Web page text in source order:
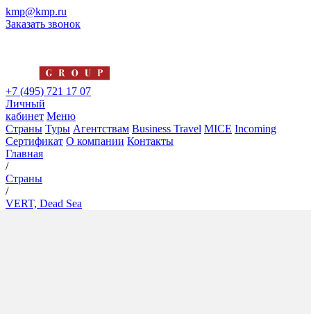
kmp@kmp.ru
Заказать звонок
+7 (495) 721 17 07
Личный
кабинет Меню
Страны Туры Агентствам Business Travel MICE Incoming
Сертификат О компании Контакты
Главная
/
Страны
/
VERT, Dead Sea